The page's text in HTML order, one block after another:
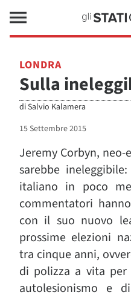
LONDRA
Sulla
diSalvio Kalamera
15 Settembre 2015
Jeremy Corbyn,
sarebbe
italiano in poco
commentatori
con il suo nuovo
prossime elezioni
tra cinque anni,
di polizza a vita
autolesionismo e